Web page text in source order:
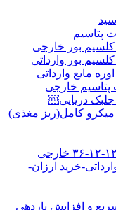
پتاسیم
بور خارجی
بور وارداتی
مایع وارداتی
خارجی
دریایی￼
کامل(ریز مغذی)
خرید ارزان-
و افزایش باردهی